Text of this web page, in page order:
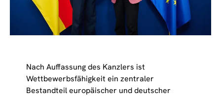
Nach Auffassung des Kanzlers ist
Wettbewerbsfähigkeit ein zentraler
Bestandteil europäischer und deutscher